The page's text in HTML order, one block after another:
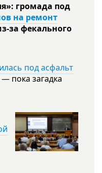
громада под
на ремонт
за фекального
под асфальт
— пока загадка